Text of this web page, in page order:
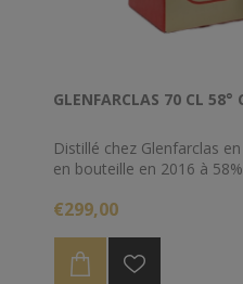
GLENFARCLAS 70 CL 58°
Distillé chez Glenfarclas
en bouteille en 2016 à
€299,00